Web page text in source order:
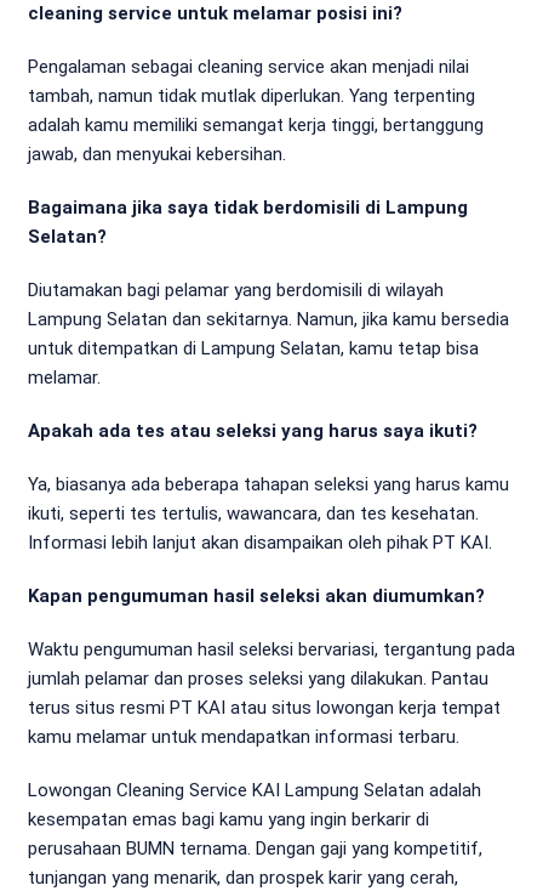
cleaning service untuk melamar posisi ini?
Pengalaman sebagai cleaning service akan menjadi nilai
tambah, namun tidak mutlak diperlukan. Yang terpenting
adalah kamu memiliki semangat kerja tinggi, bertanggung
jawab, dan menyukai kebersihan.
Bagaimana jika saya tidak berdomisili di Lampung
Selatan?
Diutamakan bagi pelamar yang berdomisili di wilayah
Lampung Selatan dan sekitarnya. Namun, jika kamu bersedia
untuk ditempatkan di Lampung Selatan, kamu tetap bisa
melamar.
Apakah ada tes atau seleksi yang harus saya ikuti?
Ya, biasanya ada beberapa tahapan seleksi yang harus kamu
ikuti, seperti tes tertulis, wawancara, dan tes kesehatan.
Informasi lebih lanjut akan disampaikan oleh pihak PT KAI.
Kapan pengumuman hasil seleksi akan diumumkan?
Waktu pengumuman hasil seleksi bervariasi, tergantung pada
jumlah pelamar dan proses seleksi yang dilakukan. Pantau
terus situs resmi PT KAI atau situs lowongan kerja tempat
kamu melamar untuk mendapatkan informasi terbaru.
Lowongan Cleaning Service KAI Lampung Selatan adalah
kesempatan emas bagi kamu yang ingin berkarir di
perusahaan BUMN ternama. Dengan gaji yang kompetitif,
tunjangan yang menarik, dan prospek karir yang cerah,